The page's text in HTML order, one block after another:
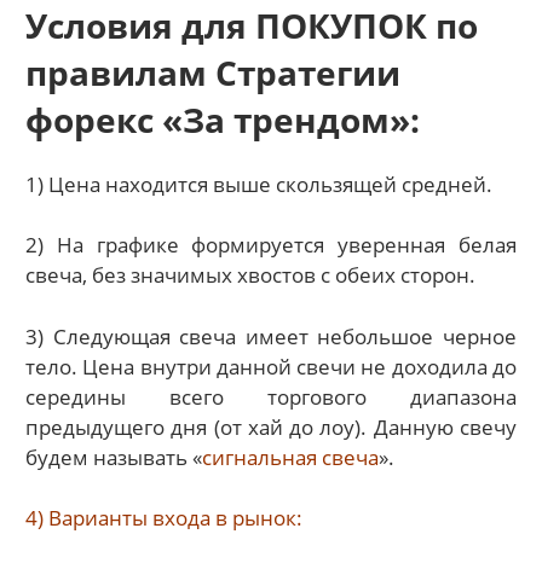
Условия для ПОКУПОК по
правилам Стратегии
форекс «За трендом»:
1) Цена находится выше скользящей средней.
2) На графике формируется уверенная белая
свеча, без значимых хвостов с обеих сторон.
3) Следующая свеча имеет небольшое черное
тело. Цена внутри данной свечи не доходила до
середины всего торгового диапазона
предыдущего дня (от хай до лоу). Данную свечу
будем называть «сигнальная свеча».
4) Варианты входа в рынок: